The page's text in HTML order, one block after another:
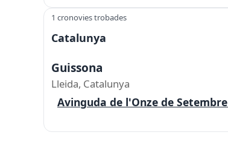
1 cronovies trobades
Catalunya
Guissona
Lleida, Catalunya
Avinguda de l'Onze de Setembre